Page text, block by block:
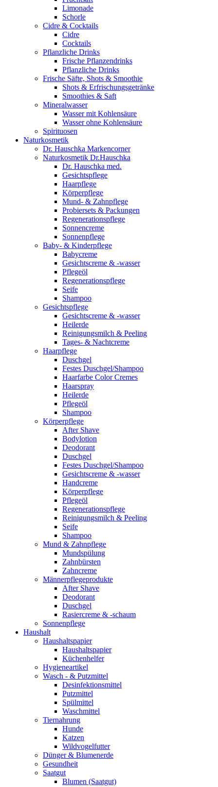
Limonade
Schorle
Cidre & Cocktails
Cidre
Cocktails
Pflanzliche Drinks
Frische Pflanzendrinks
Pflanzliche Drinks
Frische Säfte, Shots & Smoothie
Shots & Erfrischungsgetränke
Smoothies & Saft
Mineralwasser
Wasser mit Kohlensäure
Wasser ohne Kohlensäure
Spirituosen
Naturkosmetik
Dr. Hauschka Markencorner
Naturkosmetik Dr.Hauschka
Dr. Hauschka med.
Gesichtspflege
Haarpflege
Körperpflege
Mund- & Zahnpflege
Probiersets & Packungen
Regenerationspflege
Sonnencreme
Sonnenpflege
Baby- & Kinderpflege
Babycreme
Gesichtscreme & -wasser
Pflegeöl
Regenerationspflege
Seife
Shampoo
Gesichtspflege
Gesichtscreme & -wasser
Heilerde
Reinigungsmilch & Peeling
Tages- & Nachtcreme
Haarpflege
Duschgel
Festes Duschgel/Shampoo
Haarfarbe Color Cremes
Haarspray
Heilerde
Pflegeöl
Shampoo
Körperpflege
After Shave
Bodylotion
Deodorant
Duschgel
Festes Duschgel/Shampoo
Gesichtscreme & -wasser
Handcreme
Körperpflege
Pflegeöl
Regenerationspflege
Reinigungsmilch & Peeling
Seife
Shampoo
Mund & Zahnpflege
Mundspülung
Zahnbürsten
Zahncreme
Männerpflegeprodukte
After Shave
Deodorant
Duschgel
Rasiercreme & -schaum
Sonnenpflege
Haushalt
Haushaltspapier
Haushaltspapier
Küchenhelfer
Hygieneartikel
Wasch - & Putzmittel
Desinfektionsmittel
Putzmittel
Spülmittel
Waschmittel
Tiernahrung
Hunde
Katzen
Wildvogelfutter
Dünger & Blumenerde
Gesundheit
Saatgut
Blumen (Saatgut)